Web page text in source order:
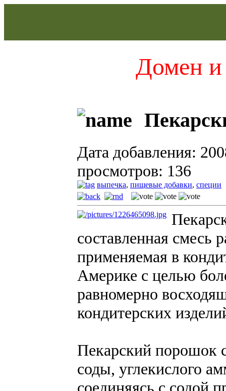
Домен и
Дата добавления:
просмотров: 136
выпечка, пищевые добавки, специи
составленная смесь
применяемая в
Америке с целью
равномерно
кондитерских
Пекарский порошок
соды, углекислого